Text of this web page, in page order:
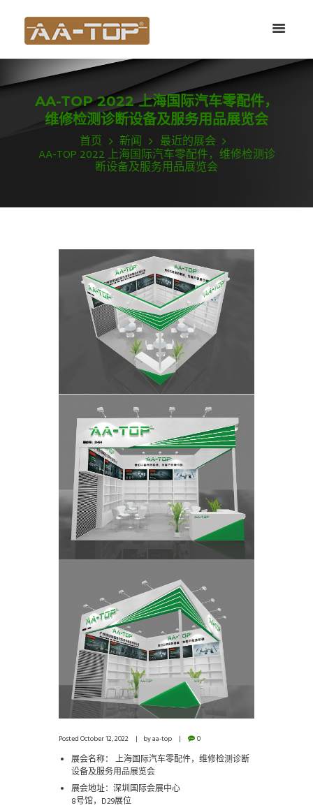
AA-TOP 2022 上海国际汽车零配件，
维修检测诊断设备及服务用品展览会
首页 新闻 最近的展会
AA-TOP 2022 上海国际汽车零配件，维修检测诊
断设备及服务用品展览会
PostedOctober 12, 2022 byaa-top 0
展会名称： 上海国际汽车零配件，维修检测诊断
设备及服务用品展览会
展会地址：深圳国际会展中心
8号馆，D29展位